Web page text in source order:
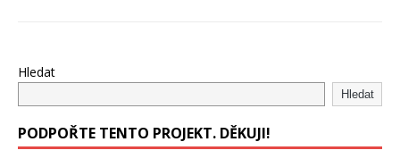
Hledat
Hledat
PODPOŘTE TENTO PROJEKT. DĚKUJI!